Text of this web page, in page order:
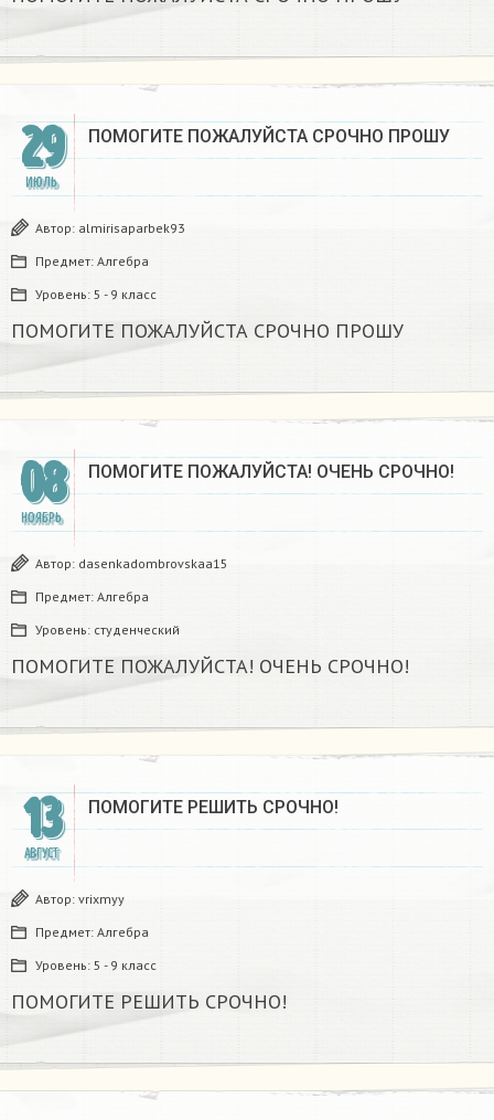
29
ИЮЛЬ
ПОМОГИТЕ ПОЖАЛУЙСТА СРОЧНО ПРОШУ
Автор: almirisaparbek93
Предмет: Алгебра
Уровень: 5 - 9 класс
ПОМОГИТЕ ПОЖАЛУЙСТА СРОЧНО ПРОШУ
08
НОЯБРЬ
ПОМОГИТЕ ПОЖАЛУЙСТА! ОЧЕНЬ СРОЧНО!
Автор: dasenkadombrovskaa15
Предмет: Алгебра
Уровень: студенческий
ПОМОГИТЕ ПОЖАЛУЙСТА! ОЧЕНЬ СРОЧНО!
13
АВГУСТ
ПОМОГИТЕ РЕШИТЬ СРОЧНО!
Автор: vrixmyy
Предмет: Алгебра
Уровень: 5 - 9 класс
ПОМОГИТЕ РЕШИТЬ СРОЧНО!